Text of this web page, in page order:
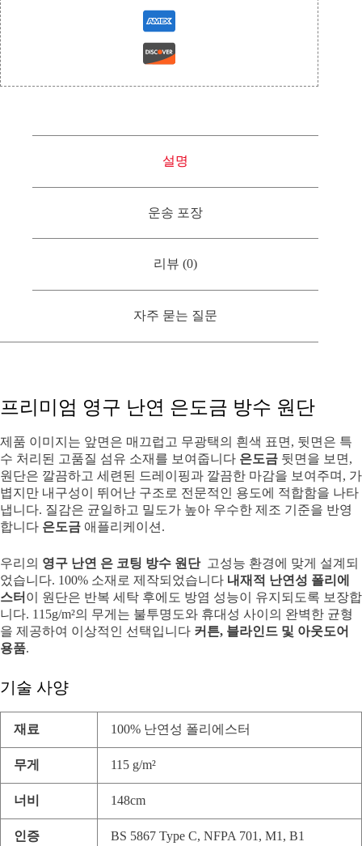
설명
운송 포장
리뷰 (0)
자주 묻는 질문
프리미엄 영구 난연 은도금 방수 원단
제품 이미지는 앞면은 매끄럽고 무광택의 흰색 표면, 뒷면은 특
수 처리된 고품질 섬유 소재를 보여줍니다 은도금 뒷면을 보면,
원단은 깔끔하고 세련된 드레이핑과 깔끔한 ​​마감을 보여주며, 가
볍지만 내구성이 뛰어난 구조로 전문적인 용도에 적합함을 나타
냅니다. 질감은 균일하고 밀도가 높아 우수한 제조 기준을 반영
합니다 은도금 애플리케이션.
우리의 영구 난연 은 코팅 방수 원단고성능 환경에 맞게 설계되
었습니다. 100% 소재로 제작되었습니다 내재적 난연성 폴리에
스터 이 원단은 반복 세탁 후에도 방염 성능이 유지되도록 보장합
니다. 115g/m²의 무게는 불투명도와 휴대성 사이의 완벽한 균형
을 제공하여 이상적인 선택입니다 커튼, 블라인드 및 아웃도어
용품.
기술 사양
재료 100% 난연성 폴리에스터
무게 115 g/m²
너비 148cm
인증 BS 5867 Type C, NFPA 701, M1, B1